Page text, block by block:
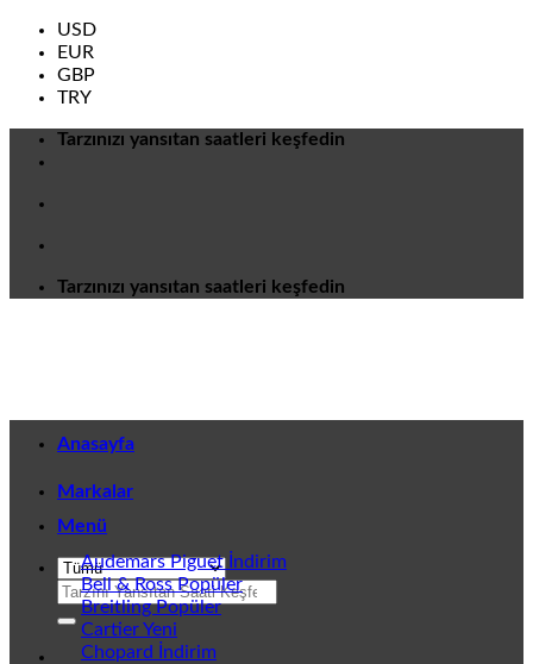
USD
EUR
GBP
TRY
İçeriğeTarzınızı yansıtan saatleri keşfedin
Tarzınızı yansıtan saatleri keşfedin
Menü
Ara:
Anasayfa
Markalar
Audemars Piguet
Bell & Ross
Breitling
Cartier
Chopard